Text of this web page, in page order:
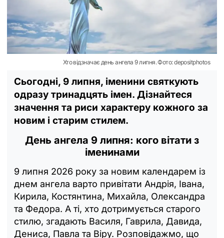
Хто відзначає день ангела 9 липня. Фото: depositphotos
Сьогодні, 9 липня, іменини святкують
одразу тринадцять імен. Дізнайтеся
значення та риси характеру кожного за
новим і старим стилем.
День ангела 9 липня: кого вітати з
іменинами
9 липня 2026 року за новим календарем із
днем ангела варто привітати Андрія, Івана,
Кирила, Костянтина, Михайла, Олександра
та Федора. А ті, хто дотримується старого
стилю, згадають Василя, Гаврила, Давида,
Дениса, Павла та Віру. Розповідажмо, що